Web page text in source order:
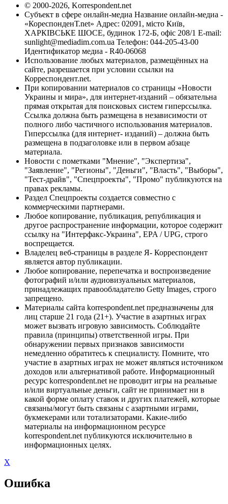
© 2000-2026, Korrespondent.net
Субъект в сфере онлайн-медиа Название онлайн-медиа -
«КореспонденТ.net» Адрес: 02091, місто Київ,
ХАРКІВСЬКЕ ШОСЕ, будинок 172-Б, офіс 208/1 E-mail:
sunlight@mediadim.com.ua Телефон: 044-205-43-00
Идентификатор медиа - R40-06068
Использование любых материалов, размещённых на
сайте, разрешается при условии ссылки на
Корреспондент.net.
При копировании материалов со страницы «Новости
Украины и мира», для интернет-изданий – обязательна
прямая открытая для поисковых систем гиперссылка.
Ссылка должна быть размещена в независимости от
полного либо частичного использования материалов.
Гиперссылка (для интернет- изданий) – должна быть
размещена в подзаголовке или в первом абзаце
материала.
Новости с пометками "Мнение", "Экспертиза",
"Заявление", "Регионы", "Деньги", "Власть", "Выборы",
"Тест-драйв", "Спецпроекты", "Промо" публикуются на
правах рекламы.
Раздел Спецпроекты создается совместно с
коммерческими партнерами.
Любое копирование, публикация, републикация и
другое распространение информации, которое содержит
ссылку на "Интерфакс-Украина", EPA / UPG, строго
воспрещается.
Владелец веб-страницы в разделе Я- Корреспондент
является автор публикации.
Любое копирование, перепечатка и воспроизведение
фотографий и/или аудиовизуальных материалов,
принадлежащих правообладателю Getty Images, строго
запрещено.
Материалы сайта korrespondent.net предназначены для
лиц старше 21 года (21+). Участие в азартных играх
может вызвать игровую зависимость. Соблюдайте
правила (принципы) ответственной игры. При
обнаружении первых признаков зависимости
немедленно обратитесь к специалисту. Помните, что
участие в азартных играх не может являться источником
доходов или альтернативой работе. Информационный
ресурс korrespondent.net не проводит игры на реальные
и/или виртуальные деньги, сайт не принимает ни в
какой форме оплату ставок и других платежей, которые
связаны/могут быть связаны с азартными играми,
букмекерами или тотализаторами. Какие-либо
материалы на информационном ресурсе
korrespondent.net публикуются исключительно в
информационных целях.
X
Ошибка